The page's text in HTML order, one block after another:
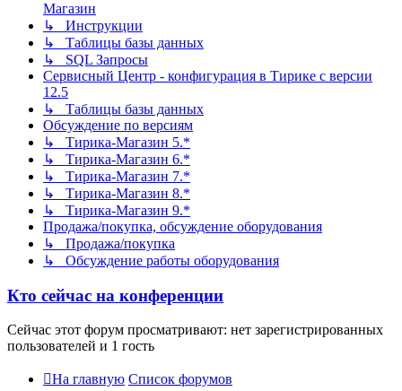
Магазин
↳ Инструкции
↳ Таблицы базы данных
↳ SQL Запросы
Сервисный Центр - конфигурация в Тирике с версии
12.5
↳ Таблицы базы данных
Обсуждение по версиям
↳ Тирика-Магазин 5.*
↳ Тирика-Магазин 6.*
↳ Тирика-Магазин 7.*
↳ Тирика-Магазин 8.*
↳ Тирика-Магазин 9.*
Продажа/покупка, обсуждение оборудования
↳ Продажа/покупка
↳ Обсуждение работы оборудования
Кто сейчас на конференции
Сейчас этот форум просматривают: нет зарегистрированных
пользователей и 1 гость
На главную Список форумов